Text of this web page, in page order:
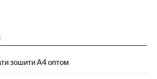
зошити А4 оптом